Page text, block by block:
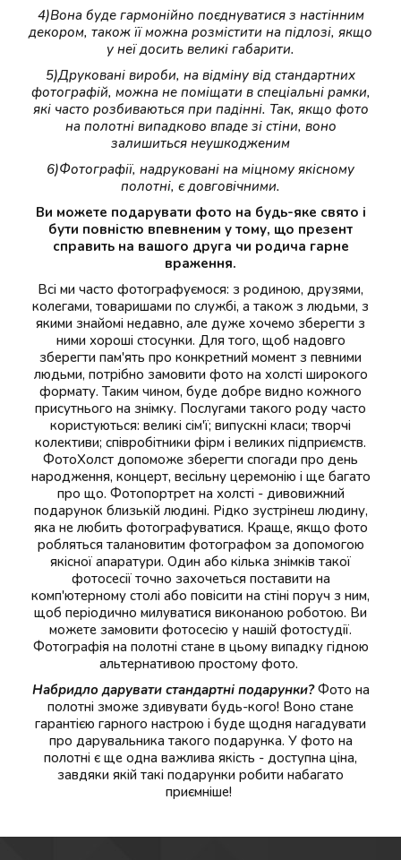
4)Вона буде гармонійно поєднуватися з настінним
декором, також її можна розмістити на підлозі, якщо
у неї досить великі габарити.
5)Друковані вироби, на відміну від стандартних
фотографій, можна не поміщати в спеціальні рамки,
які часто розбиваються при падінні. Так, якщо фото
на полотні випадково впаде зі стіни, воно
залишиться неушкодженим
6)Фотографії, надруковані на міцному якісному
полотні, є довговічними.
Ви можете подарувати фото на будь-яке свято і
бути повністю впевненим у тому, що презент
справить на вашого друга чи родича гарне
враження.
Всі ми часто фотографуємося: з родиною, друзями,
колегами, товаришами по службі, а також з людьми, з
якими знайомі недавно, але дуже хочемо зберегти з
ними хороші стосунки. Для того, щоб надовго
зберегти пам'ять про конкретний момент з певними
людьми, потрібно замовити фото на холсті широкого
формату. Таким чином, буде добре видно кожного
присутнього на знімку. Послугами такого роду часто
користуються: великі сім'ї; випускні класи; творчі
колективи; співробітники фірм і великих підприємств.
ФотоХолст допоможе зберегти спогади про день
народження, концерт, весільну церемонію і ще багато
про що. Фотопортрет на холсті - дивовижний
подарунок близькій людині. Рідко зустрінеш людину,
яка не любить фотографуватися. Краще, якщо фото
робляться талановитим фотографом за допомогою
якісної апаратури. Один або кілька знімків такої
фотосесії точно захочеться поставити на
комп'ютерному столі або повісити на стіні поруч з ним,
щоб періодично милуватися виконаною роботою. Ви
можете замовити фотосесію у нашій фотостудії.
Фотографія на полотні стане в цьому випадку гідною
альтернативою простому фото.
Набридло дарувати стандартні подарунки?Фото на
полотні зможе здивувати будь-кого! Воно стане
гарантією гарного настрою і буде щодня нагадувати
про дарувальника такого подарунка. У фото на
полотні є ще одна важлива якість - доступна ціна,
завдяки якій такі подарунки робити набагато
приємніше!